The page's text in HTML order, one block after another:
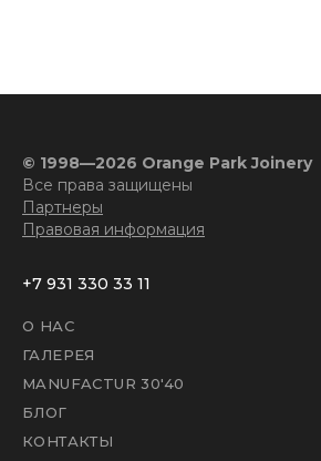
© 1998—2026 Orange Park Joinery
Все права защищены
Партнеры
Правовая информация
+7 931 330 33 11
О НАС
ГАЛЕРЕЯ
MANUFACTUR 30'40
БЛОГ
КОНТАКТЫ